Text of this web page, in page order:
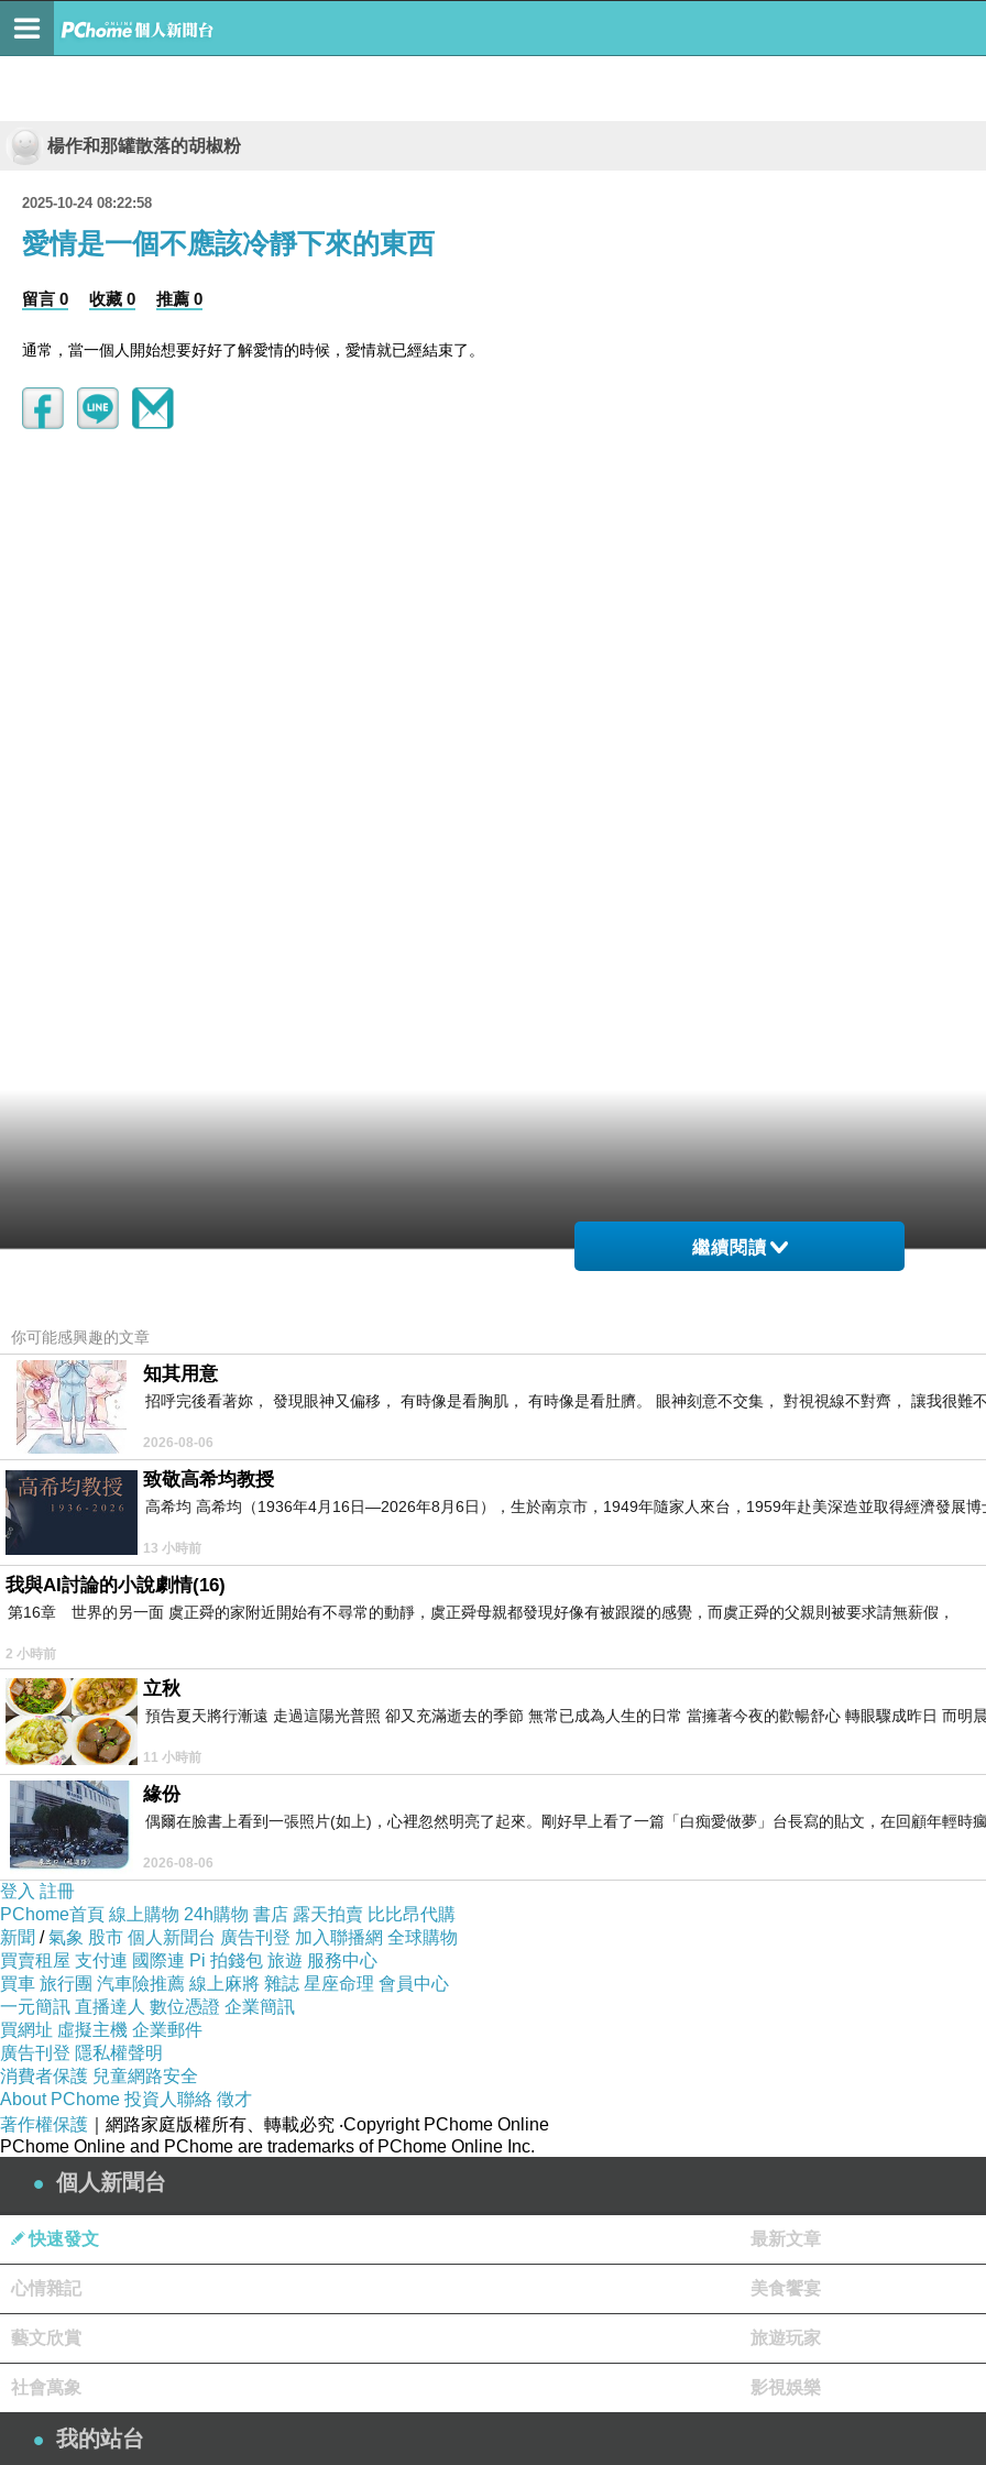
楊作和那罐散落的胡椒粉
2025-10-24 08:22:58
愛情是一個不應該冷靜下來的東西
留言 0 收藏 0 推薦 0
通常，當一個人開始想要好好了解愛情的時候，愛情就已經結束了。
繼續閱讀
你可能感興趣的文章
知其用意
招呼完後看著妳， 發現眼神又偏移， 有時像是看胸肌， 有時像是看肚臍。 眼神刻意不交集， 對視視線不對齊， 讓我很難
2026-08-06
致敬高希均教授
高希均 高希均（1936年4月16日—2026年8月6日），生於南京市，1949年隨家人來台，1959年赴美深造並取得經濟發展博
13 小時前
我與AI討論的小說劇情(16)
第16章 世界的另一面 虞正舜的家附近開始有不尋常的動靜，虞正舜母親都發現好像有被跟蹤的感覺，而虞正舜的父親則被要求請無薪假，
2 小時前
立秋
預告夏天將行漸遠 走過這陽光普照 卻又充滿逝去的季節 無常已成為人生的日常 當擁著今夜的歡暢舒心 轉眼驟成昨日 而明
11 小時前
緣份
偶爾在臉書上看到一張照片(如上)，心裡忽然明亮了起來。剛好早上看了一篇「白痴愛做夢」台長寫的貼文，在回顧年輕時
2026-08-06
登入 註冊
PChome首頁 線上購物 24h購物 書店 露天拍賣 比比昂代購
新聞 /氣象 股市 個人新聞台 廣告刊登 加入聯播網 全球購物
買賣租屋 支付連 國際連 Pi 拍錢包 旅遊 服務中心
買車 旅行團 汽車險推薦 線上麻將 雜誌 星座命理 會員中心
一元簡訊 直播達人 數位憑證 企業簡訊
買網址 虛擬主機 企業郵件
廣告刊登 隱私權聲明
消費者保護 兒童網路安全
About PChome 投資人聯絡 徵才
著作權保護 ｜網路家庭版權所有、轉載必究 ‧Copyright PChome Online
PChome Online and PChome are trademarks of PChome Online Inc.
個人新聞台
快速發文 最新文章
心情雜記 美食饗宴
藝文欣賞 旅遊玩家
社會萬象 影視娛樂
我的站台